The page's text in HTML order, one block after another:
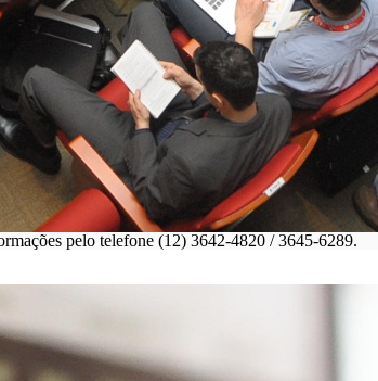
pelo telefone (12) 3642-4820 / 3645-6289.